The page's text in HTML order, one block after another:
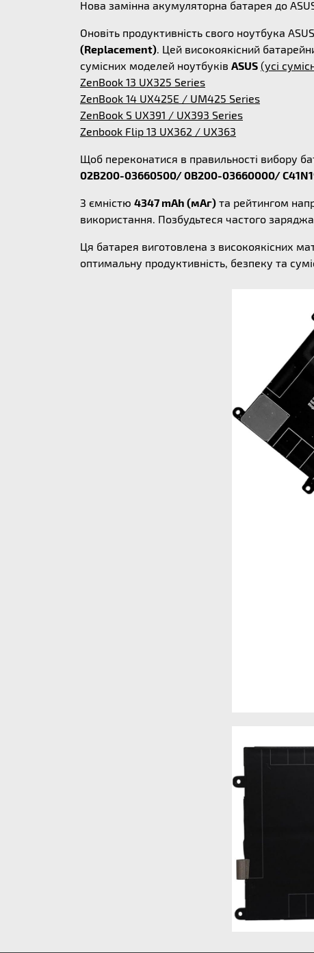
Нова замінна акумуляторна батарея до
Оновіть продуктивність свого ноутбука
(Replacement). Цей високоякісний
сумісних моделей ноутбуків ASUS (усі
ZenBook 13 UX325 Series
ZenBook 14 UX425E / UM425 Series
ZenBook S UX391 / UX393 Series
Zenbook Flip 13 UX362 / UX363
Щоб переконатися в правильності вибору
02B200-03660500/ 0B200-03660000/
З ємністю 4347 mAh (мАг) та рейтингом
використання. Позбудьтеся частого
Ця батарея виготовлена з високоякісних
оптимальну продуктивність, безпеку та